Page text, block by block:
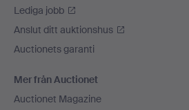
Lediga jobb
Anslut ditt auktionshus
Auctionets garanti
Mer från Auctionet
Auctionet Magazine